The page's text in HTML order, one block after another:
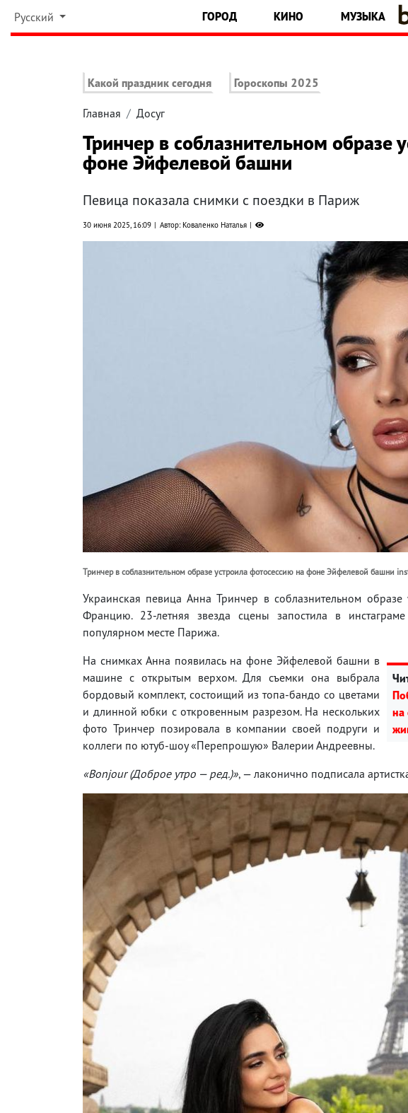
Русский ГОРОД КИНО МУЗЫКА
Какой праздник сегодня Гороскопы 2025
Главная Досуг
Тринчер в соблазнительном образе
фоне Эйфелевой башни
Певица показала снимки с поездки в Париж
30 июня 2025, 16:09 Автор: Коваленко Наталья
Тринчер в соблазнительном образе устроила фотосессию на фоне Эйфелевой башни
Украинская певица Анна Тринчер в соблазнительном
Францию. 23-летняя звезда сцены запостила в
популярном месте Парижа.
на
На снимках Анна появилась на фоне Эйфелевой башни в
машине с открытым верхом. Для съемки она выбрала
бордовый комплект, состоищий из топа-бандо со цветами
и длинной юбки с откровенным разрезом. На нескольких
фото Тринчер позировала в компании своей подруги и
коллеги по ютуб-шоу «Перепрошую» Валерии Андреевны.
«Bonjour (Доброе утро — ред.)», — лаконично подписала